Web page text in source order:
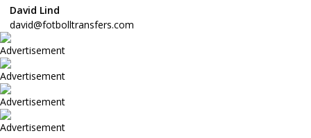
David Lind
david@fotbolltransfers.com